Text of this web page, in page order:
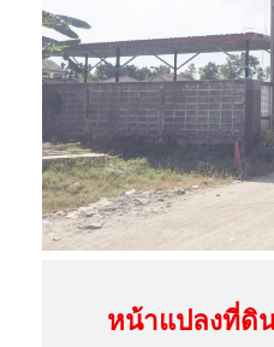
หน้าแปลงที่ดิ